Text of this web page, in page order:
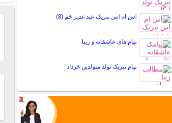
اس ام اس تبریک عید غدیر خم (8)
پیام های عاشقانه و زیبا
پیام تبریک تولد متولدین خرداد